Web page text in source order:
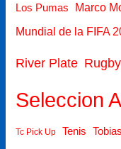
Los Pumas Marco
Mundial de la FIFA
River Plate Rugby
Seleccion
Tc Pick Up Tenis